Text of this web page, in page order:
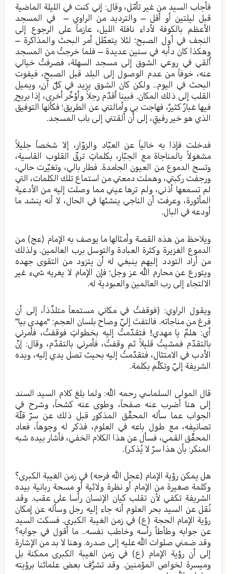
فأجاب السيد من غير تأمّل، وقال: إني كنت في الليلة الماضية
قبل ليلتين أو أقل – والترديد من الراوي – في المسجد
الأعظم بالكوفة لأداء نافلة الليل، عازماً على الرجوع إلى
النجف في أول الصبح؛ لئلا يتعطّل أمر البحث والمذاكرة –
وهكذا كان دأبه في سنين عديدة – فلما خرجتُ من المسجد
أُلقي في روعي الشوق إلى مسجد السهلة، فصرفتُ خيالي
عنه، خوفاً من عدم الوصول إلى البلد قبل الصبح، فيفوت
البحث في اليوم.. ولكن كان الشوق يزيد في كلّ آنٍ، ويميل
القلب إلى ذلك المكان. فبينا أقدّم رجلاً وأؤخّر أخرى، إذا بريحٍ
فيها غبارٌ كثيرٌ، فهاجت بي وأمالتني عن الطريق؛ فكأنها التوفيق
الذي هو خير رفيقٍ، إلى أن ألقتني إلى باب المسجد.
فدخلت فإذا به خالياً عن العبّاد والزوّار، إلا شخصاً جليلاً
مشغولاً بالمناجاة مع الجبّار، بكلماتٍ ترقّ القلوب القاسية،
وتسح الدموع من العيون الجامدة. فطار بالي، وتغيّرت حالي،
ورجفت ركبتي، وهملت دمعتي من استماع تلك الكلمات، التي
لم تسمعها أذني، ولم ترها عيني مما وصلت إليه من الأدعية
المأثورة، وعرفت أن الناجي ينشئها في الحال، لا أنه ينشد ما
أودعه في البال.
ويلاحظ من هذه القصة وأمثالها ما يوصف به الإمام (عج) من
الدموع الغزيرة وكثرة العبادة والتوسل برب العالمين. ولذلك
من أراد التودد إليهم ينبغي له أن يتزود من التقوى جهده
ويتورع عن محارم الله عز وجل؛ فإن الإمام لا يغريه شيء غير
الالتجاء إلى رب العالمين والعبودية له.
ويقول الراوي: (فوقفتُ في مكاني مستمعاً متلذّذاً، إلى أن
فرغ من مناجاته. فالتفتَ إليّ وصاح بلسان العجم: “مهدى بيا”
أي: هلمّ يا مهدي! فتقدّمتُ إليه بخطواتٍ فوقفتُ، فأمرني
بالتقدّم فمشيتُ قليلاً ثم وقفتُ، فأمرني بالتقدّم، وقال: إنّ
الأدب في الامتثال، فتقدّمتُ إليه بحيث تصل يدي إليه، ويده
الشريفة إليّ وتكلّم بكلمة.
قال المولى السلماسي رحمه الله: ولما بلغ كلام السيد السند
إلى هنا أضرب عنه صفحاً، وطوى عنه كشحاً، وشرح في
الجواب عما سأله المحقّق المذكور قبل ذلك عن سرّ قلّة
تصانيفه، مع طول باعه في العلوم، فذكر له وجوهاً، فعاد
المحقّق القمي، فسأل عن هذا الكلام الخفي، فأشار بيده شبه
المنكر: بأن هذا سرّ لا يُذكر).
هل يمكن رؤية الإمام (عجل الله فرجه) في زمن الغيبة الكبرى؟
وكلمة صغيرة من الإمام أو نظرة ولائية أو مسحة ربانية بيده
الشريفة تكفي لأن تقلب كيان الإنسان رأسا على عقب. وقد
نُقل عن السيد بحر العلوم أنه جاء إليه رجل وسأله عن إمكان
رؤية الإمام الحجة (ع) في زمن الغيبة الكبرى. فسكت السيد
عن جوابه وطأطأ رأسه وخاطب نفسه.. ما أقول في جوابه؟
وقد ضمني صلوات الله عليه إلى صدره. وهنا لا بد من الإشارة
إلى أن رؤية الإمام (ع) في زمن الغيبة الكبرى ممكنة بل
وميسرة لخواص المؤمنين. وقد تشرَّف بعض علمائنا برؤيته